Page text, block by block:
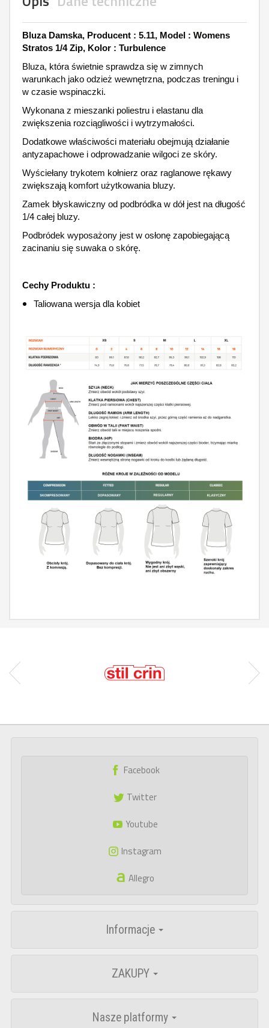
Bluza Damska, Producent : 5.11, Model : Womens
Stratos 1/4 Zip, Kolor : Turbulence
Bluza, która świetnie sprawdza się w zimnych
warunkach jako odzież wewnętrzna, podczas treningu i
w czasie wspinaczki.
Wykonana z mieszanki poliestru i elastanu dla
zwiększenia rozciągliwości i wytrzymałości.
Dodatkowe właściwości materiału obejmują działanie
antyzapachowe i odprowadzanie wilgoci ze skóry.
Wyściełany trykotem kołnierz oraz raglanowe rękawy
zwiększają komfort użytkowania bluzy.
Zamek błyskawiczny od podbródka w dół jest na długość
1/4 całej bluzy.
Podbródek wyposażony jest w osłonę zapobiegającą
zacinaniu się suwaka o skórę.
Cechy Produktu :
Taliowana wersja dla kobiet
Facebook
Twitter
Youtube
Instagram
Allegro
Informacje
ZAKUPY
Nasze platformy